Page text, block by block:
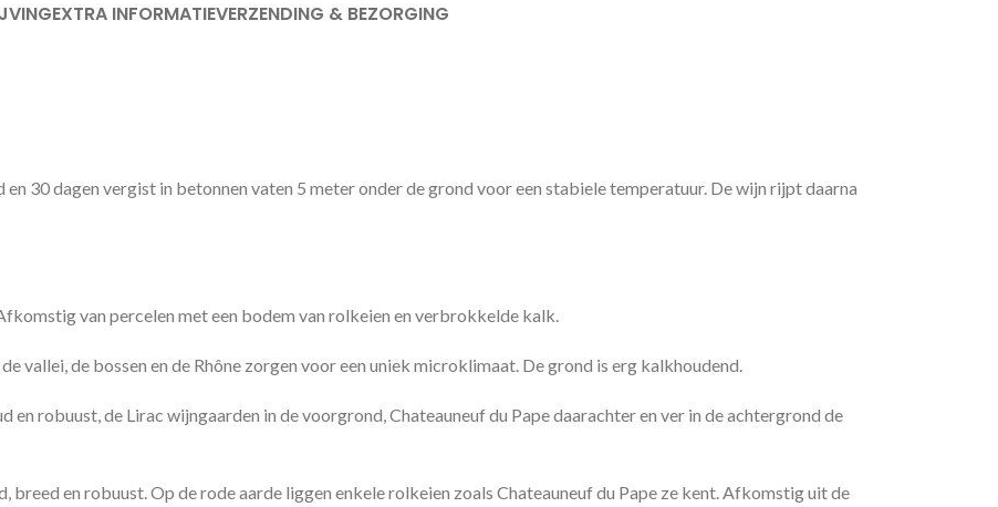
EXTRA INFORMATIEVERZENDING & BEZORGING
30 dagen vergist in betonnen vaten 5 meter onder de grond voor een stabiele temperatuur. De wijn rijpt daarna
van percelen met een bodem van rolkeien en verbrokkelde kalk.
vallei, de bossen en de Rhône zorgen voor een uniek microklimaat. De grond is erg kalkhoudend.
en robuust, de Lirac wijngaarden in de voorgrond, Chateauneuf du Pape daarachter en ver in de achtergrond de
breed en robuust. Op de rode aarde liggen enkele rolkeien zoals Chateauneuf du Pape ze kent. Afkomstig uit de